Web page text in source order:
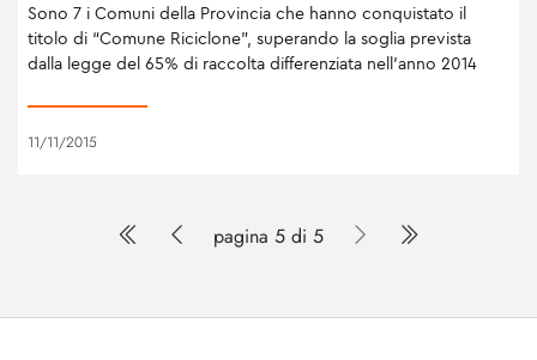
Sono 7 i Comuni della Provincia che hanno conquistato il
titolo di “Comune Riciclone”, superando la soglia prevista
dalla legge del 65% di raccolta differenziata nell’anno 2014
11/11/2015
pagina 5 di 5